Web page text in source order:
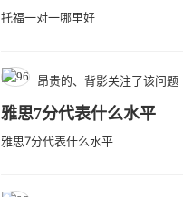
托福一对一哪里好
昂贵的、背影关注了该问题
雅思7分代表什么水平
雅思7分代表什么水平